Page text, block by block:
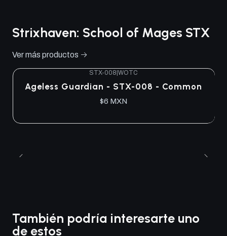
Strixhaven: School of Mages STX
Ver más productos
STX-008 WOTC
Ageless Guardian - STX-008 - Common
$6 MXN
También podría interesarte uno
de estos